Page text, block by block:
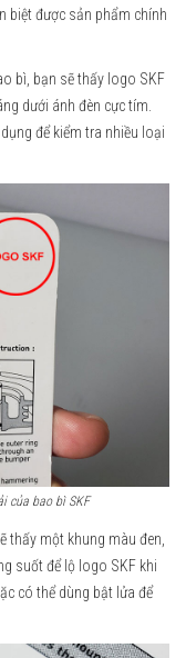
biệt được sản phẩm chính
bì, bạn sẽ thấy logo SKF
dưới ánh đèn cực tím.
để kiểm tra nhiều loại
của bao bì SKF
thấy một khung màu đen,
suốt để lộ logo SKF khi
có thể dùng bật lửa để